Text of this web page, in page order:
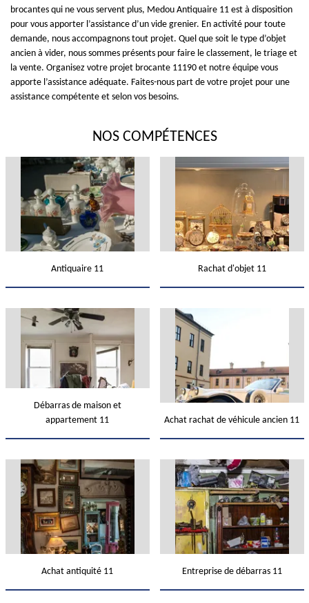
brocantes qui ne vous servent plus, Medou Antiquaire 11 est à disposition
pour vous apporter l’assistance d’un vide grenier. En activité pour toute
demande, nous accompagnons tout projet. Quel que soit le type d’objet
ancien à vider, nous sommes présents pour faire le classement, le triage et
la vente. Organisez votre projet brocante 11190 et notre équipe vous
apporte l’assistance adéquate. Faites-nous part de votre projet pour une
assistance compétente et selon vos besoins.
NOS COMPÉTENCES
Antiquaire 11 Rachat d'objet 11
Débarras de maison et
appartement 11
Achat rachat de véhicule ancien 11
Achat antiquité 11 Entreprise de débarras 11